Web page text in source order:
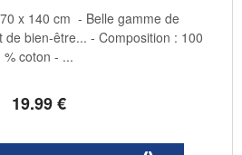
19.99€
x 140 cm - Belle gamme de
de bien-être... - Composition : 100
% coton - ...